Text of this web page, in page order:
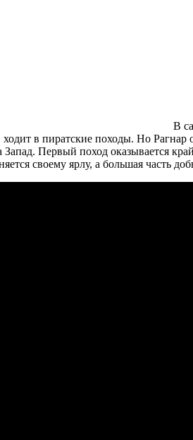
В
в пиратские походы. Но
Запад. Первый поход оказывается
своему ярлу, а большая часть